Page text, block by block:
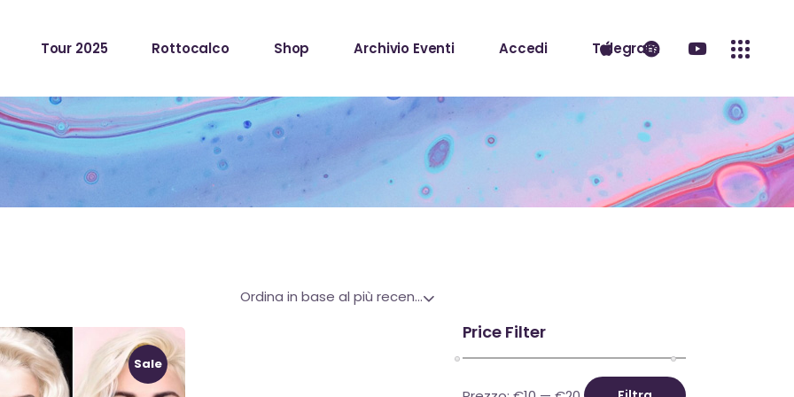
Tour 2025 Rottocalco Shop Archivio Eventi Accedi Telegram
Ordina in base al più recente
Sale
Price Filter